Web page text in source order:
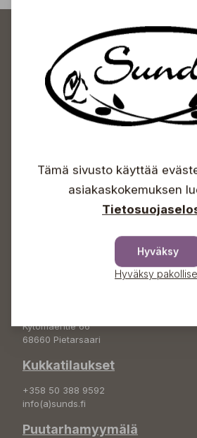
Sundin
Arkisin 09-18
Lauantaisin 09-16
Sunnuntaisin Itsepalvelu
Kytömäentie 66
68660 Pietarsaari
Kukkatilaukset
+358 50 388 9592
info(a)sunds.fi
Puutarhamyymälä
Tämä sivusto käyttää
asiakaskokemuksen
Hyväksy
Hyväksy